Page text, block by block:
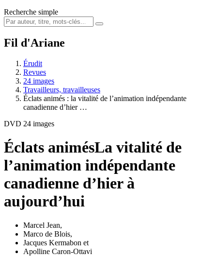
Recherche simple
Fil d'Ariane
Érudit
Revues
24 images
Travailleurs, travailleuses
Éclats animés : la vitalité de l’animation indépendante
canadienne d’hier …
DVD 24 images
Éclats animésLa vitalité de
l’animation indépendante
canadienne d’hier à
aujourd’hui
Marcel Jean,
Marco de Blois,
Jacques Kermabon et
Apolline Caron-Ottavi